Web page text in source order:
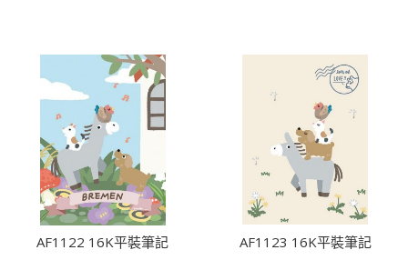
AF1122 16K平裝筆記 AF1123 16K平裝筆記